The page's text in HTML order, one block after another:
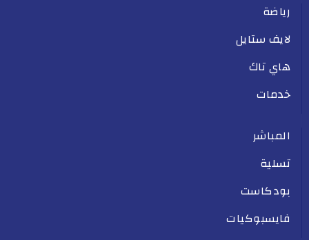
رياضة
لايف ستايل
هاي تاك
خدمات
المباشر
تسلية
بودكاست
فايسبوكيات